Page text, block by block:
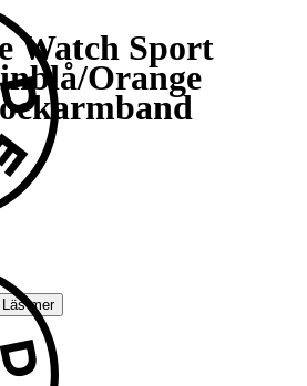
Watch Sport
Orange
Läs mer